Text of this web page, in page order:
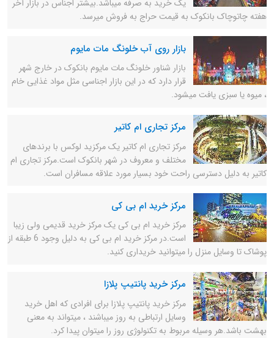
یک خرید به صرفه میباشد.بیشتر اجناس در بازار آخر
هفته چاتوچاک بانکوک به قیمت حراج به فروش میرسد.
بازار روی آب خلونگ مات مایوم
بازار شناور خلونگ مات مایوم بانکوک در خارج شهر
قرار دارد که در این بازار اجناسی مثل مواد غذایی خام
، میوه یا سبزی یافت میشود.
مرکز تجاری ام کاتیر
مرکز تجاری ام کاتیر یک مرکزید لوکس با برندهای
مختلف و معروف در شهر بانکوک است.مرکز تجاری ام
کاتیر به دلیل دسترسی راحت خود بسیار مورد علاقه مسافران است.
مرکز خرید ام بی کی
مرکز خرید ام بی کی یک مرکز خرید قدیمی ولی زیبا
است.در مرکز خرید ام بی کی به دلیل وجود 6 طبقه از
پوشاک تا وسایل منزل را میتوانید خریداری کنید.
مرکز خرید پانتیپ پلازا
مرکز خرید پانتیپ پلازا برای افرادی که اهل خرید
وسایل ارتباطی به روز میباشند ، میتواند به معنی
بهشت باشد.هر وسیله مربوط به تکنولوژی روز را میتوان پیدا کرد.